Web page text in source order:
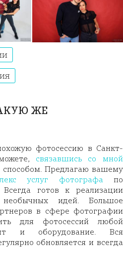
ЖЕ
фотосессию в Санкт-
связавшись со мной
Предлагаю вашему
услуг фотографа по
готов к реализации
идей. Большое
в сфере фотографии
для фотосессий любой
и оборудование. Вся
обновляется и всегда